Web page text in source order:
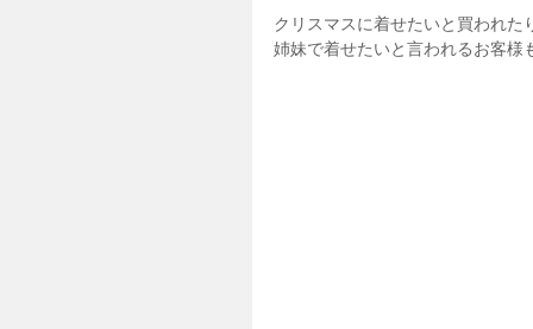
クリスマスに着せたいと買われた
姉妹で着せたいと言われるお客様